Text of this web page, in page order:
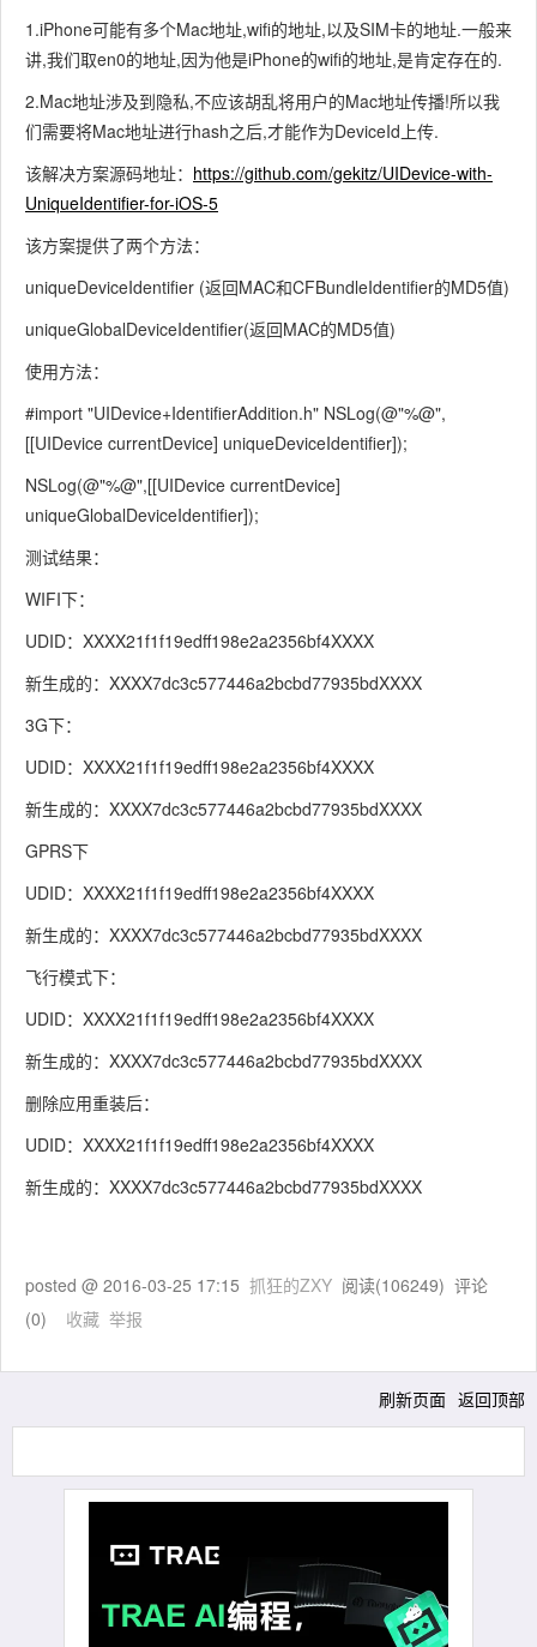
1.iPhone可能有多个Mac地址,wifi的地址,以及SIM卡的地址.一般来
讲,我们取en0的地址,因为他是iPhone的wifi的地址,是肯定存在的.
2.Mac地址涉及到隐私,不应该胡乱将用户的Mac地址传播!所以我
们需要将Mac地址进行hash之后,才能作为DeviceId上传.
该解决方案源码地址： https://github.com/gekitz/UIDevice-with-
UniqueIdentifier-for-iOS-5
该方案提供了两个方法：
uniqueDeviceIdentifier (返回MAC和CFBundleIdentifier的MD5值)
uniqueGlobalDeviceIdentifier(返回MAC的MD5值)
使用方法：
#import "UIDevice+IdentifierAddition.h" NSLog(@"%@",
[[UIDevice currentDevice] uniqueDeviceIdentifier]);
NSLog(@"%@",[[UIDevice currentDevice]
uniqueGlobalDeviceIdentifier]);
测试结果：
WIFI下：
UDID：XXXX21f1f19edff198e2a2356bf4XXXX
新生成的：XXXX7dc3c577446a2bcbd77935bdXXXX
3G下：
UDID：XXXX21f1f19edff198e2a2356bf4XXXX
新生成的：XXXX7dc3c577446a2bcbd77935bdXXXX
GPRS下
UDID：XXXX21f1f19edff198e2a2356bf4XXXX
新生成的：XXXX7dc3c577446a2bcbd77935bdXXXX
飞行模式下：
UDID：XXXX21f1f19edff198e2a2356bf4XXXX
新生成的：XXXX7dc3c577446a2bcbd77935bdXXXX
删除应用重装后：
UDID：XXXX21f1f19edff198e2a2356bf4XXXX
新生成的：XXXX7dc3c577446a2bcbd77935bdXXXX
posted @ 2016-03-25 17:15 抓狂的ZXY 阅读(106249) 评论
(0) 收藏 举报
刷新页面 返回顶部